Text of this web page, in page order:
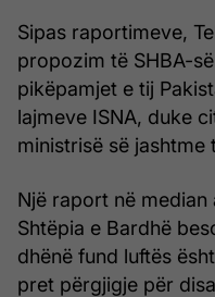
Sipas raportimeve,
propozim të SHBA-
pikëpamjet e tij
lajmeve ISNA, duke
ministrisë së jashtme
Një raport në
Shtëpia e Bardhë
dhënë fund luftës
pret përgjigje për